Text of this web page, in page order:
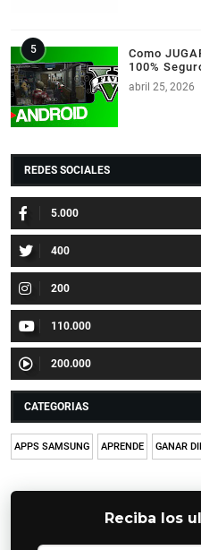
Como
100%
abril 25, 2026
REDES SOCIALES
5.000
400
200
110.000
200.000
CATEGORIAS
APPS SAMSUNG APRENDE GANAR
Reciba los